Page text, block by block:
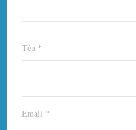
Tên *
Email *